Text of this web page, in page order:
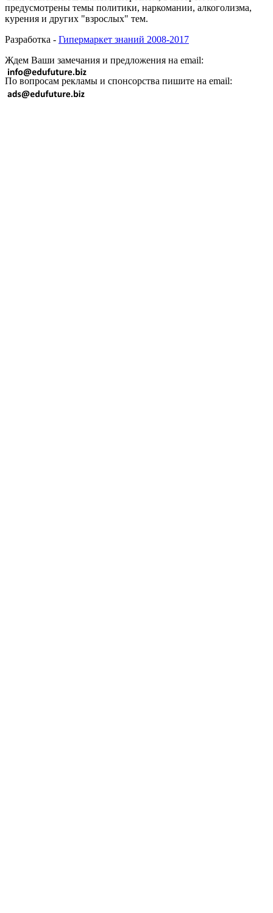
предусмотрены темы политики, наркомании, алкоголизма,
курения и других "взрослых" тем.
Разработка - Гипермаркет знаний 2008-2017
Ждем Ваши замечания и предложения на email:
По вопросам рекламы и спонсорства пишите на email: